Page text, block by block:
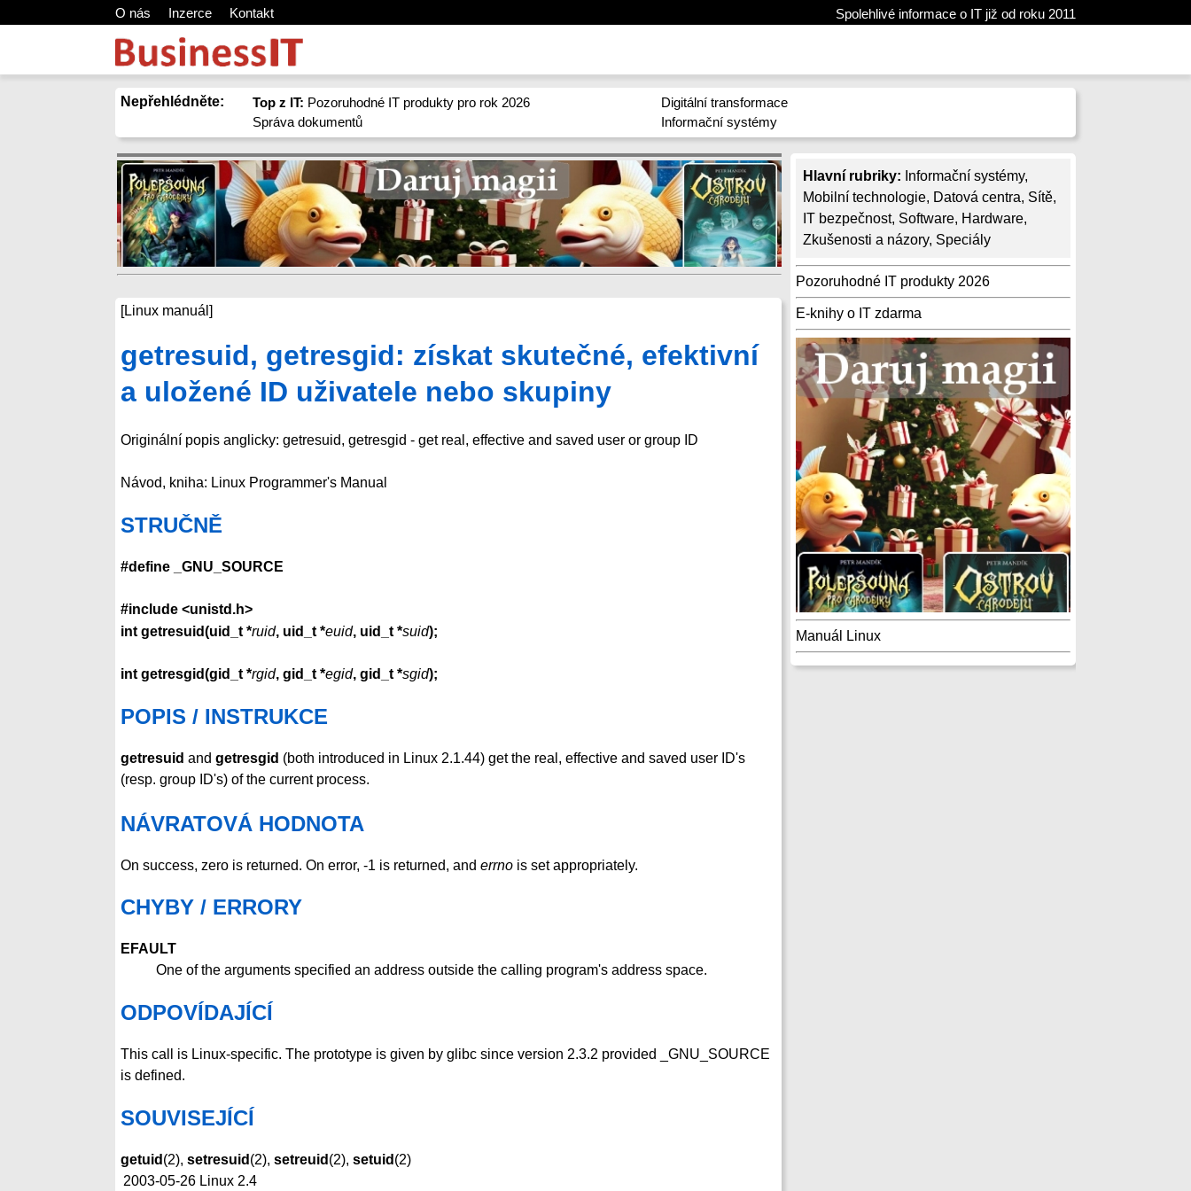
O nás Inzerce Kontakt Spolehlivé informace o IT již od roku 2011
Nepřehlédněte: Top z IT: Pozoruhodné IT produkty pro rok 2026
Správa dokumentů
Digitální transformace
Informační systémy
Hlavní rubriky: Informační systémy,
Mobilní technologie, Datová centra, Sítě,
IT bezpečnost, Software, Hardware,
Zkušenosti a názory, Speciály
Pozoruhodné IT produkty 2026
E-knihy o IT zdarma
Manuál Linux
[Linux manuál]
getresuid, getresgid: získat skutečné, efektivní
a uložené ID uživatele nebo skupiny
Originální popis anglicky: getresuid, getresgid - get real, effective and saved user or group ID
Návod, kniha: Linux Programmer's Manual
STRUČNĚ
#define _GNU_SOURCE
#include <unistd.h>
int getresuid(uid_t *ruid, uid_t *euid, uid_t *suid);
int getresgid(gid_t *rgid, gid_t *egid, gid_t *sgid);
POPIS / INSTRUKCE
getresuid and getresgid (both introduced in Linux 2.1.44) get the real, effective and saved user ID's
(resp. group ID's) of the current process.
NÁVRATOVÁ HODNOTA
On success, zero is returned. On error, -1 is returned, and errno is set appropriately.
CHYBY / ERRORY
EFAULT
One of the arguments specified an address outside the calling program's address space.
ODPOVÍDAJÍCÍ
This call is Linux-specific. The prototype is given by glibc since version 2.3.2 provided _GNU_SOURCE
is defined.
SOUVISEJÍCÍ
getuid (2), setresuid (2), setreuid (2), setuid (2)
2003-05-26 Linux 2.4